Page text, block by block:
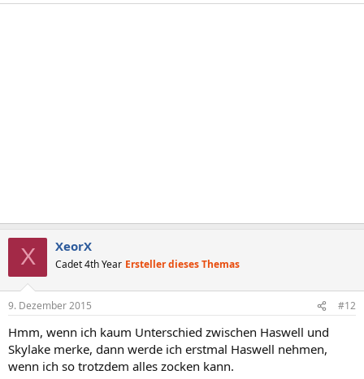
X XeorX
Cadet 4th Year Ersteller dieses Themas
9. Dezember 2015 #12
Hmm, wenn ich kaum Unterschied zwischen Haswell und
Skylake merke, dann werde ich erstmal Haswell nehmen,
wenn ich so trotzdem alles zocken kann.